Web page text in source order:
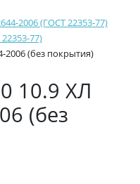
2006 (ГОСТ 22353-77)
77)
2006 (без покрытия)
10.9 ХЛ
(без